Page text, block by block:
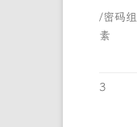
/密码
素
3